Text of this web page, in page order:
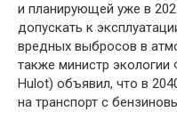
и планирующей уже в
допускать к
вредных выбросов в
также министр
Hulot) объявил, что в
на транспорт с